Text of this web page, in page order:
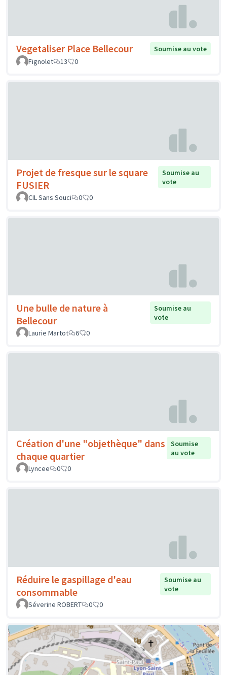
Vegetaliser Place Bellecour
Soumise au vote
Fignolet
13 0
Projet de fresque sur le square
FUSIER
Soumise au
vote
CIL Sans Souci
0 0
Une bulle de nature à
Bellecour
Soumise au
vote
Laurie Martot
6 0
Création d'une "objethèque" dans
chaque quartier
Soumise
au vote
Lyncee
0 0
Réduire le gaspillage d'eau
consommable
Soumise au
vote
Séverine ROBERT
0 0